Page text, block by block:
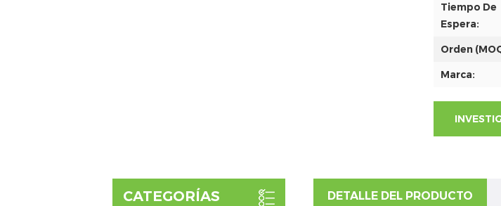
Tiempo De
Espera:
Orden
Marca:
CATEGORÍAS DETALLE DEL PRODUCTO